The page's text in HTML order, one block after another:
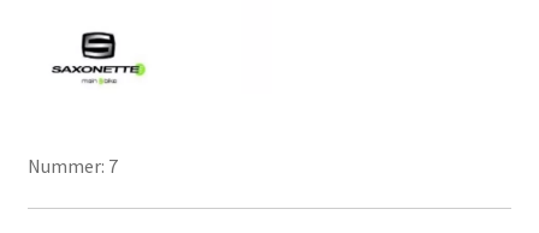
Nummer: 7